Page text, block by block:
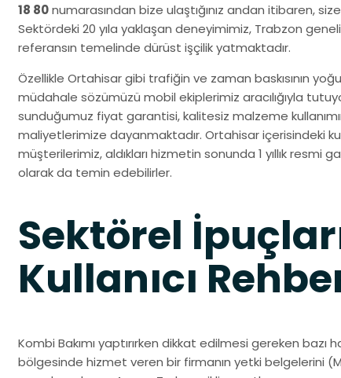
18 80numarasından bize ulaştığınız andan itibaren,
Sektördeki 20 yıla yaklaşan deneyimimiz, Trabzon
referansın temelinde dürüst işçilik yatmaktadır.
Özellikle Ortahisar gibi trafiğin ve zaman baskısının
müdahale sözümüzü mobil ekiplerimiz aracılığıyla
sunduğumuz fiyat garantisi, kalitesiz malzeme
maliyetlerimize dayanmaktadır. Ortahisar içerisindeki
müşterilerimiz, aldıkları hizmetin sonunda 1 yıllık resmi
olarak da temin edebilirler.
Sektörel
Kullanıcı
Kombi Bakımı yaptırırken dikkat edilmesi gereken
bölgesinde hizmet veren bir firmanın yetki belgelerini